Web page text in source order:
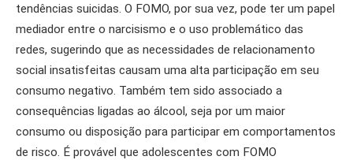
tendências suicidas. O FOMO, por sua vez, pode ter um papel
mediador entre o narcisismo e o uso problemático das
redes, sugerindo que as necessidades de relacionamento
social insatisfeitas causam uma alta participação em seu
consumo negativo. Também tem sido associado a
consequências ligadas ao álcool, seja por um maior
consumo ou disposição para participar em comportamentos
de risco. É provável que adolescentes com FOMO